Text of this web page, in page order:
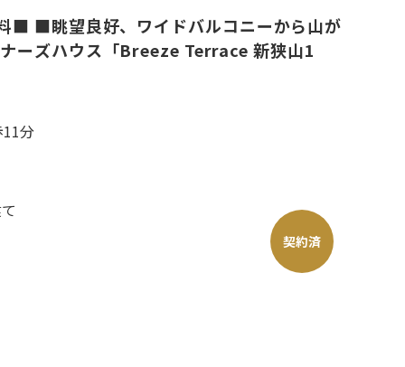
■ ■眺望良好、ワイドバルコニーから山が
ーズハウス「Breeze Terrace 新狭山1
分
契約済